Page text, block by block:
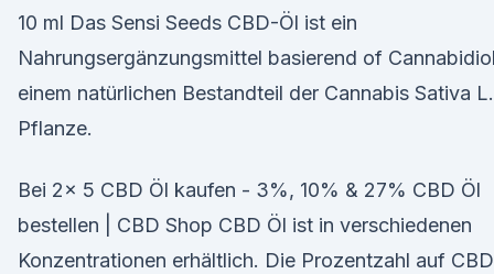
10 ml Das Sensi Seeds CBD-Öl ist ein
Nahrungsergänzungsmittel basierend of
einem natürlichen Bestandteil der Cannabis Sativa L.
Pflanze.
Bei 2x 5 CBD Öl kaufen - 3%, 10% & 27% CBD Öl
bestellen | CBD Shop CBD Öl ist in verschiedenen
Konzentrationen erhältlich. Die Prozentzahl auf CBD